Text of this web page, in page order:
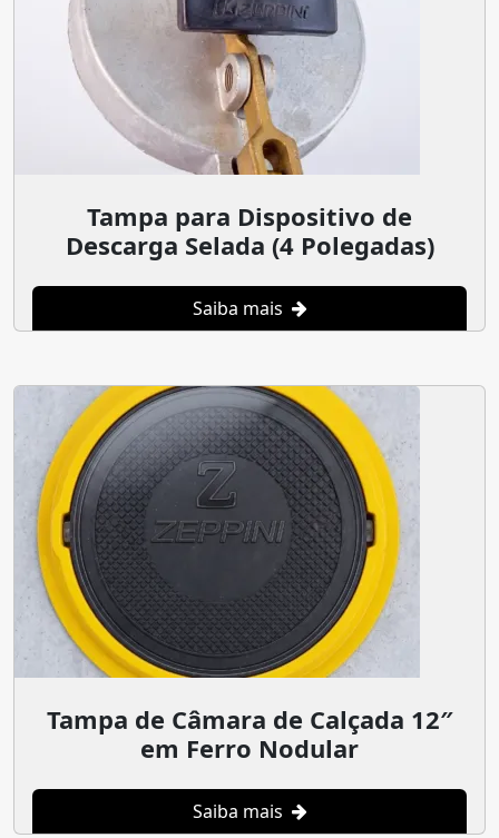
Tampa para Dispositivo de
Descarga Selada (4 Polegadas)
Saiba mais
Tampa de Câmara de Calçada 12″
em Ferro Nodular
Saiba mais